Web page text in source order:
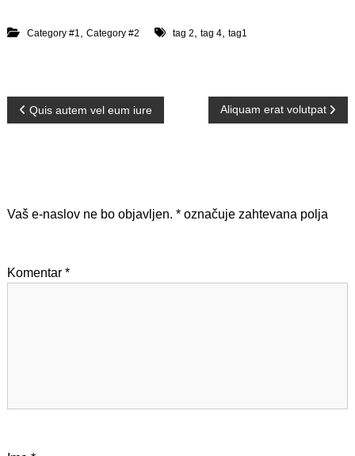
Category #1 Category #2 tag 2 tag 4, tag1
N
i
a
Quis autem vel eum iure Aliquam erat volutpat
Vaš e-naslov ne bo objavljen. *označuje zahtevana polja
Komentar *